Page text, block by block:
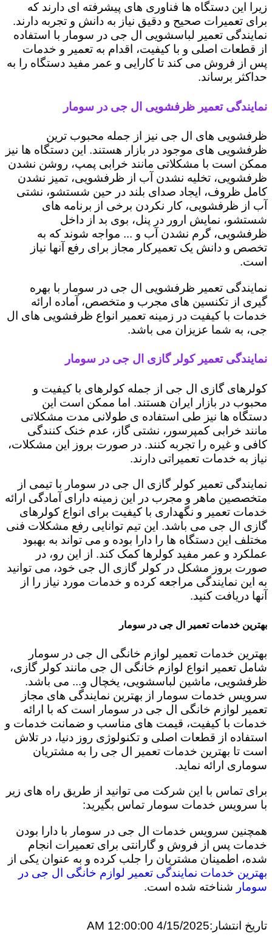
زیرا این دستگاه ها فناوری های پیشرفته ای دارند که
برای تعمیرات صحیح و دقیق نیاز به دانش و تجربه دارند.
نمایندگی تعمیر لباسشویی ال جی در سومار با استفاده
از قطعات اصلی و با کیفیت، اقدام به تعمیر و خدمات
پس از فروش می کند تا کارایی و عمر مفید دستگاه را به
حداکثر برساند.
نمایندگی تعمیر ظرفشویی ال جی در سومار
ظرفشویی های ال جی نیز از جمله محبوب ترین
ظرفشویی های موجود در بازار هستند. این دستگاه ها نیز
ممکن است با مشکلاتی مانند خرابی پمپ، روشن نشدن
ظرفشویی، تخلیه نشدن آب از ظرفشویی، تمیز نشدن
کامل ظروف، ایجاد صدای بلند در حین شستشو، نشتی
آب از ظرفشویی، کار نکردن برخی از برنامه های
شستشو، نمایش ارور در پنل، بوی بد از داخل
ظرفشویی، گرم نشدن آب و ... مواجه شوند که به
تخصص و دانش یک تعمیرکار مجاز برای رفع آنها نیاز
است.
نمایندگی تعمیر ظرفشویی ال جی در سومار با بهره
گیری از تکنسین های مجرب و متخصص، آماده ارائه
خدمات با کیفیت در زمینه تعمیر انواع ظرفشویی های ال
جی، به شما عزیزان می باشد.
نمایندگی تعمیر کولر گازی ال جی در سومار
کولرهای گازی ال جی از جمله کولرهای با کیفیت و
محبوب در بازار ایران هستند. اما ممکن است این
دستگاه ها نیز طی استفاده ی طولانی مدت مشکلاتی
مانند خرابی کمپرسور، نشتی گاز، عدم خنک کنندگی
کافی و غیره را تجربه کنند. در صورت بروز این مشکلات،
نیاز به خدمات تعمیراتی دارند.
نمایندگی تعمیر کولر گازی ال جی در سومار با تیمی از
متخصصین ماهر و مجرب در این زمینه دارای آمادگی ارائه
خدمات تعمیر و نگهداری با کیفیت برای انواع کولرهای
گازی ال جی می باشد. این تیم توانایی رفع مشکلات فنی
مختلف این دستگاه ها را دارا بوده و می تواند به بهبود
عملکرد و عمر مفید کولرها کمک کند. از این رو، در
صورت بروز مشکل در کولر گازی ال جی خود، می توانید
به این نمایندگی مراجعه کرده و خدمات مورد نیاز را از
آنها دریافت کنید.
بهترین خدمات تعمیر ال جی در سومار
بهترین خدمات تعمیر لوازم خانگی ال جی در سومار
شامل تعمیر انواع لوازم خانگی ال جی مانند کولر گازی،
ظرفشویی، ماشین لباسشویی، یخچال و... می باشد.
سرویس خدمات سومار از بهترین نمایندگی های مجاز
تعمیر لوازم خانگی ال جی در سومار است که با ارائه
خدمات با کیفیت، قیمت های مناسب و ضمانت خدمات و
استفاده از قطعات اصلی و تکنولوژی روز دنیا، در تلاش
است تا بهترین خدمات تعمیر ال جی را به مشتریان
سوماری ارائه نماید.
برای تماس با این شرکت می توانید از طریق راه های زیر
با سرویس خدمات سومار تماس بگیرید:
همچنین سرویس خدمات ال جی در سومار با دارا بودن
خدمات پس از فروش و گارانتی برای تعمیرات انجام
شده، اطمینان مشتریان را جلب کرده و به عنوان یکی از
بهترین خدمات نمایندگی تعمیر لوازم خانگی ال جی در
سومار شناخته شده است.
تاریخ انتشار:4/15/2025 12:00:00 AM